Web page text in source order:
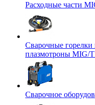
Расходные части
Сварочные горелки
плазмотроны MIG/
Сварочное